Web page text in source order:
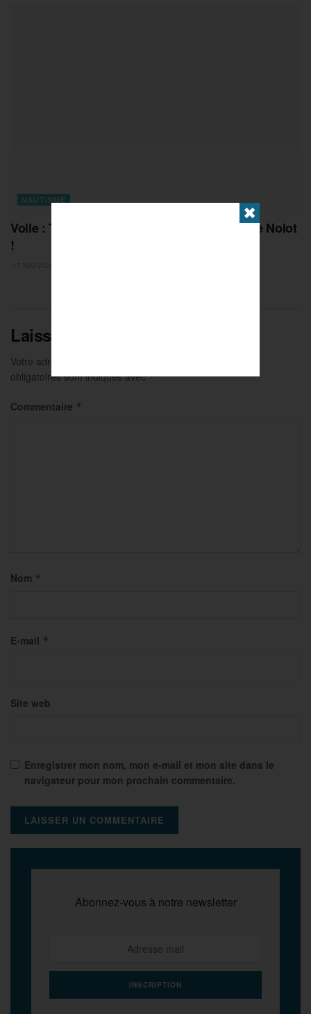
NAUTISME
Voile : Troisième titre mondial pour Lauriane Nolot
!
Laisser un commentaire
Votre adresse e-mail ne sera pas publiée.
obligatoires sont indiqués avec*
Commentaire *
Nom *
E-mail *
Site web
Enregistrer mon nom, mon e-mail et mon site dans le
navigateur pour mon prochain commentaire.
Abonnez-vous à notre newsletter
✖